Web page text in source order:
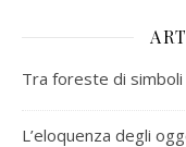
Tra foreste di simboli
L’eloquenza degli